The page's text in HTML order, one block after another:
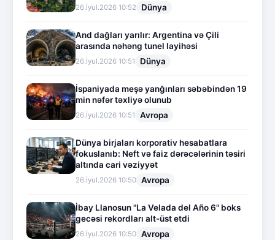
26.İyul.2026 10:52 Dünya
And dağları yarılır: Argentina və Çili
arasında nəhəng tunel layihəsi
26.İyul.2026 10:51 Dünya
İspaniyada meşə yanğınları səbəbindən 19
min nəfər təxliyə olunub
26.İyul.2026 10:51 Avropa
Dünya birjaları korporativ hesabatlara
fokuslanıb: Neft və faiz dərəcələrinin təsiri
altında cari vəziyyət
26.İyul.2026 10:50 Avropa
İbay Llanosun "La Velada del Año 6" boks
gecəsi rekordları alt-üst etdi
26.İyul.2026 10:50 Avropa